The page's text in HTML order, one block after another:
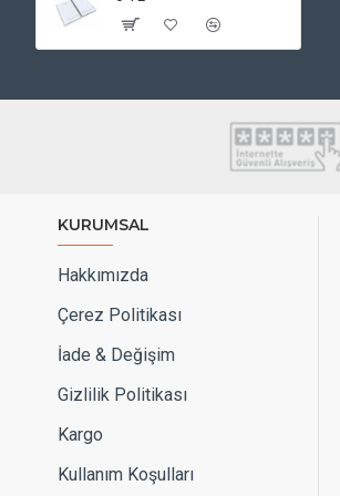
KURUMSAL
Hakkımızda
Çerez Politikası
İade & Değişim
Gizlilik Politikası
Kargo
Kullanım Koşulları